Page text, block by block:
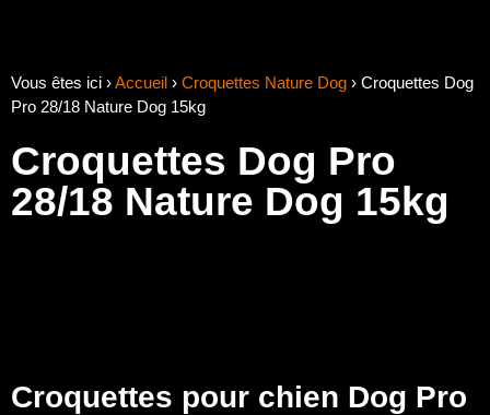
Vous êtes ici ›Accueil › Croquettes Nature Dog › Croquettes Dog
Pro 28/18 Nature Dog 15kg
Croquettes Dog Pro
28/18 Nature Dog 15kg
Croquettes pour chien Dog Pro